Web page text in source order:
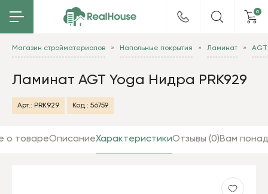
0
Магазин стройматериалов Напольные покрытия Ламинат AGT
Ламинат AGT Yoga Нидра PRK929
Арт.: PRK929 Код.: 56759
о товареОписаниеХарактеристикиОтзывы (0)Вам